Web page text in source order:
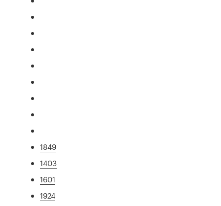
1849
1403
1601
1924